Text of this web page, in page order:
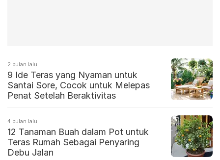
2 bulan lalu
9 Ide Teras yang Nyaman untuk
Santai Sore, Cocok untuk Melepas
Penat Setelah Beraktivitas
4 bulan lalu
12 Tanaman Buah dalam Pot untuk
Teras Rumah Sebagai Penyaring
Debu Jalan